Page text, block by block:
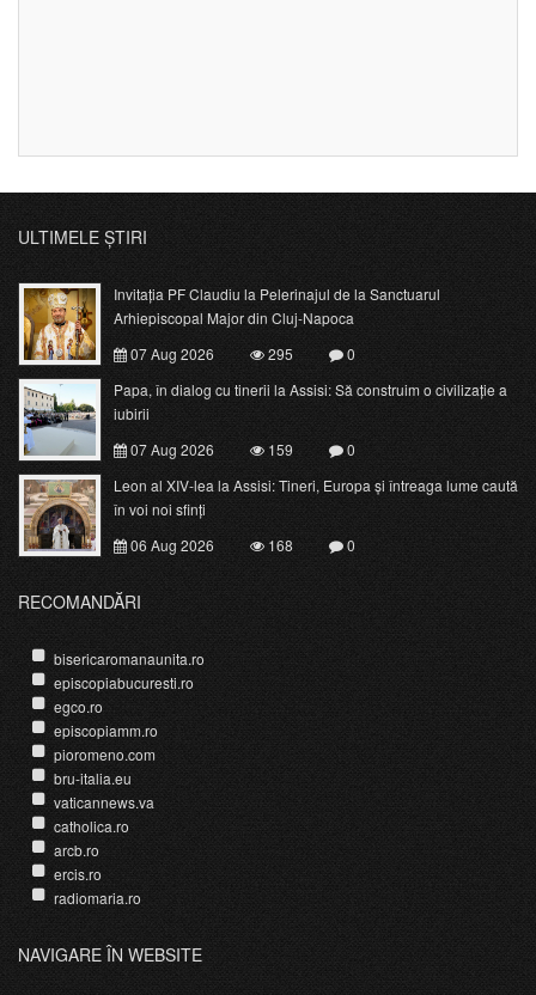
ULTIMELE ȘTIRI
Invitația PF Claudiu la Pelerinajul de la Sanctuarul
Arhiepiscopal Major din Cluj-Napoca
07 Aug 2026
295
0
Papa, în dialog cu tinerii la Assisi: Să construim o civilizație a
iubirii
07 Aug 2026
159
0
Leon al XIV-lea la Assisi: Tineri, Europa și întreaga lume caută
în voi noi sfinți
06 Aug 2026
168 0
RECOMANDĂRI
bisericaromanaunita.ro
episcopiabucuresti.ro
egco.ro
episcopiamm.ro
pioromeno.com
bru-italia.eu
vaticannews.va
catholica.ro
arcb.ro
ercis.ro
radiomaria.ro
NAVIGARE ÎN WEBSITE